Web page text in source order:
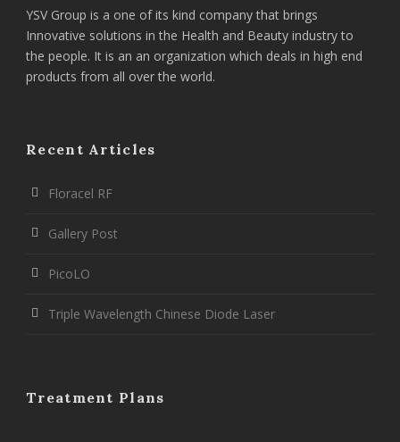
YSV Group is a one of its kind company that brings
Innovative solutions in the Health and Beauty industry to
the people. It is an an organization which deals in high end
products from all over the world.
Recent Articles
Floracel RF
Gallery Post
PicoLO
Triple Wavelength Chinese Diode Laser
Treatment Plans